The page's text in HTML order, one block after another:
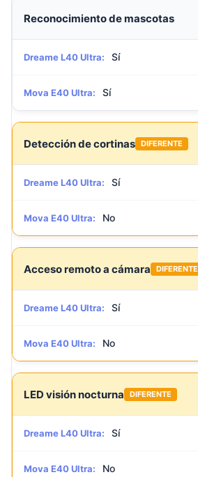
Reconocimiento de mascotas
Dreame L40 Ultra: Sí
Mova E40 Ultra: Sí
Detección de cortinas DIFERENTE
Dreame L40 Ultra: Sí
Mova E40 Ultra: No
Acceso remoto a cámara DIFERENTE
Dreame L40 Ultra: Sí
Mova E40 Ultra: No
LED visión nocturna DIFERENTE
Dreame L40 Ultra: Sí
Mova E40 Ultra: No